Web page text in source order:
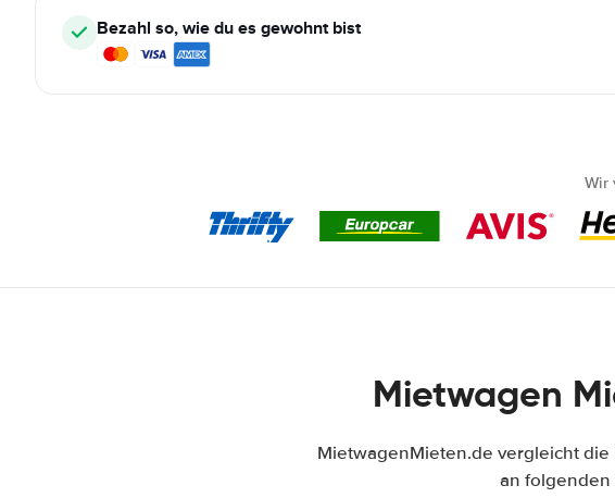
Bezahl so, wie du es gewohnt bist
Wir
Mietwagen
MietwagenMieten.de vergleicht
an folgenden